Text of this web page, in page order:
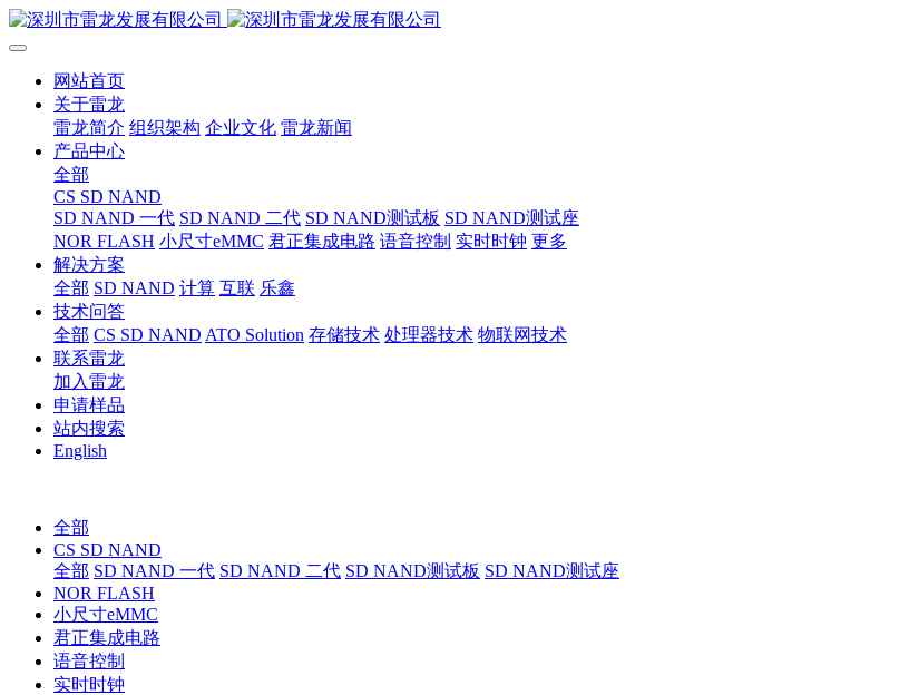
网站首页
关于雷龙
雷龙简介 组织架构 企业文化 雷龙新闻
产品中心
全部
CS SD NAND
SD NAND 一代 SD NAND 二代 SD NAND测试板 SD NAND测试座
NOR FLASH 小尺寸eMMC 君正集成电路 语音控制 实时时钟 更多
解决方案
全部 SD NAND 计算 互联 乐鑫
技术问答
全部 CS SD NAND ATO Solution 存储技术 处理器技术 物联网技术
联系雷龙
加入雷龙
申请样品
站内搜索
English
全部
CS SD NAND
全部 SD NAND 一代 SD NAND 二代 SD NAND测试板 SD NAND测试座
NOR FLASH
小尺寸eMMC
君正集成电路
语音控制
实时时钟